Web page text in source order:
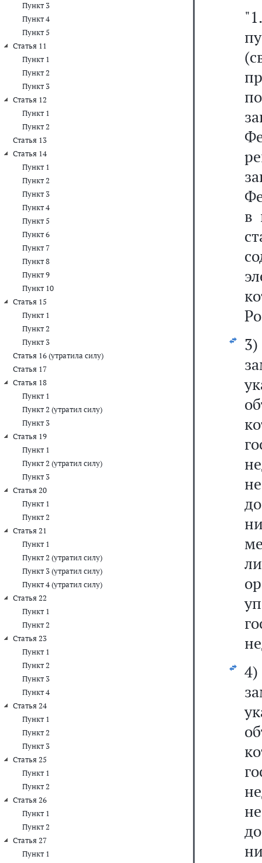
Пункт 3
Пункт 4
Пункт 5
Статья 11
Пункт 1
Пункт 2
Пункт 3
Статья 12
Пункт 1
Пункт 2
Статья 13
Статья 14
Пункт 1
Пункт 2
Пункт 3
Пункт 4
Пункт 5
Пункт 6
Пункт 7
Пункт 8
Пункт 9
Пункт 10
Статья 15
Пункт 1
Пункт 2
Пункт 3
Статья 16 (утратила силу)
Статья 17
Статья 18
Пункт 1
Пункт 2 (утратил силу)
Пункт 3
Статья 19
Пункт 1
Пункт 2 (утратил силу)
Пункт 3
Статья 20
Пункт 1
Пункт 2
Статья 21
Пункт 1
Пункт 2 (утратил силу)
Пункт 3 (утратил силу)
Пункт 4 (утратил силу)
Статья 22
Пункт 1
Пункт 2
Статья 23
Пункт 1
Пункт 2
Пункт 3
Пункт 4
Статья 24
Пункт 1
Пункт 2
Пункт 3
Статья 25
Пункт 1
Пункт 2
Статья 26
Пункт 1
Пункт 2
Статья 27
Пункт 1
в